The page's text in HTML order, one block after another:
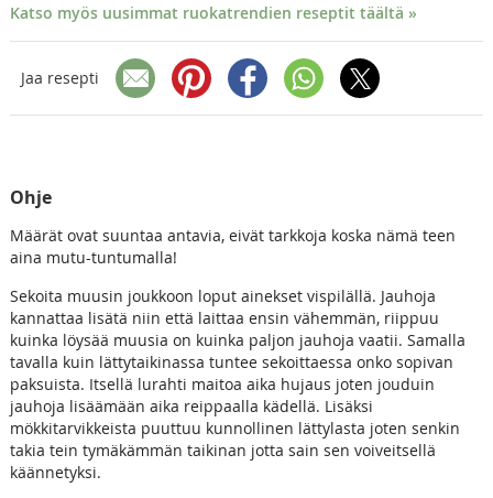
Katso myös uusimmat ruokatrendien reseptit täältä »
Jaa resepti
Ohje
Määrät ovat suuntaa antavia, eivät tarkkoja koska nämä teen
aina mutu-tuntumalla!
Sekoita muusin joukkoon loput ainekset vispilällä. Jauhoja
kannattaa lisätä niin että laittaa ensin vähemmän, riippuu
kuinka löysää muusia on kuinka paljon jauhoja vaatii. Samalla
tavalla kuin lättytaikinassa tuntee sekoittaessa onko sopivan
paksuista. Itsellä lurahti maitoa aika hujaus joten jouduin
jauhoja lisäämään aika reippaalla kädellä. Lisäksi
mökkitarvikkeista puuttuu kunnollinen lättylasta joten senkin
takia tein tymäkämmän taikinan jotta sain sen voiveitsellä
käännetyksi.